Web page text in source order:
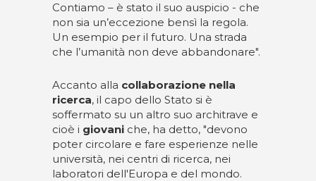
Contiamo – è stato il suo auspicio - che
non sia un’eccezione bensì la regola.
Un esempio per il futuro. Una strada
che l’umanità non deve abbandonare".
Accanto alla collaborazione nella
ricerca, il capo dello Stato si è
soffermato su un altro suo architrave e
cioè i giovani che, ha detto, "devono
poter circolare e fare esperienze nelle
università, nei centri di ricerca, nei
laboratori dell'Europa e del mondo.